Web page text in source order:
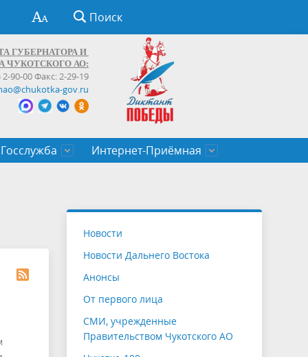
Поиск
ГУБЕРНАТОРА И
ЧУКОТСКОГО АО:
2-90-00 Факс: 2-29-19
gov.ru
Госслужба
служащих Чукотского автономного
Интернет-Приёмная
Новости
Новости Дальнего Востока
Анонсы
От первого лица
СМИ, учрежденные
Правительством Чукотского АО